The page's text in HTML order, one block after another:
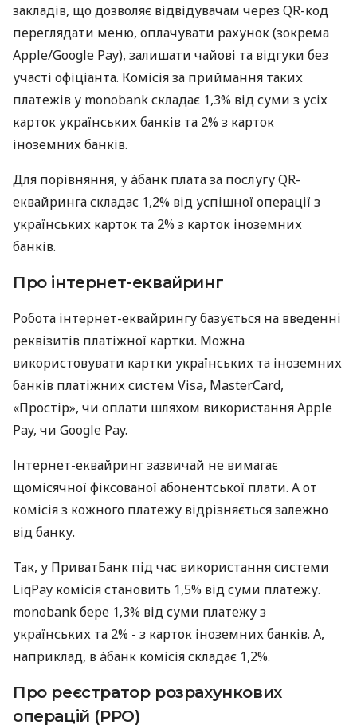
закладів, що дозволяє відвідувачам через QR-код
переглядати меню, оплачувати рахунок (зокрема
Apple/Google Pay), залишати чайові та відгуки без
участі офіціанта. Комісія за приймання таких
платежів у monobank складає 1,3% від суми з усіх
карток українських банків та 2% з карток
іноземних банків.
Для порівняння, у àбанк плата за послугу QR-
еквайринга складає 1,2% від успішної операції з
українських карток та 2% з карток іноземних
банків.
Про інтернет-еквайринг
Робота інтернет-еквайрингу базується на введенні
реквізитів платіжної картки. Можна
використовувати картки українських та іноземних
банків платіжних систем Visa, MasterCard,
«Простір», чи оплати шляхом використання Apple
Pay, чи Google Pay.
Інтернет-еквайринг зазвичай не вимагає
щомісячної фіксованої абонентської плати. А от
комісія з кожного платежу відрізняється залежно
від банку.
Так, у ПриватБанк під час використання системи
LiqPay комісія становить 1,5% від суми платежу.
monobank бере 1,3% від суми платежу з
українських та 2% - з карток іноземних банків. А,
наприклад, в àбанк комісія складає 1,2%.
Про реєстратор розрахункових
операцій (РРО)